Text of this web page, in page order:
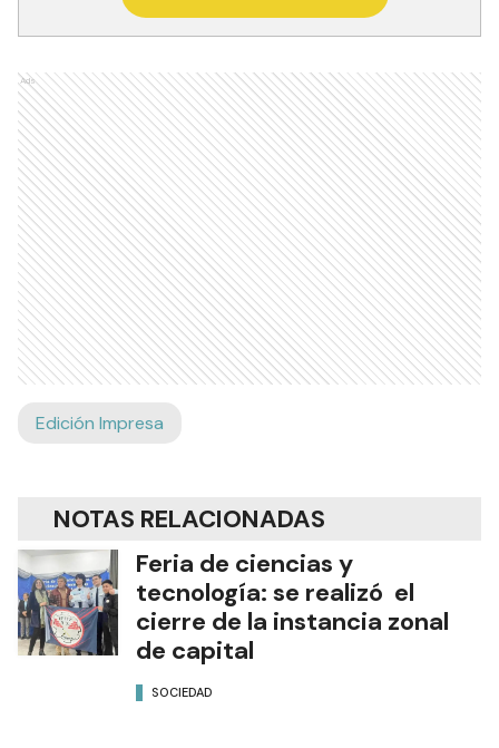
Ads
Edición Impresa
NOTAS RELACIONADAS
Feria de ciencias y
tecnología: se realizó el
cierre de la instancia zonal
de capital
SOCIEDAD